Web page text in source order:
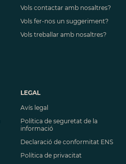
Vols contactar amb nosaltres?
Vols fer-nos un suggeriment?
Vols treballar amb nosaltres?
LEGAL
Avís legal
Política de seguretat de la
informació
Declaració de conformitat ENS
Política de privacitat